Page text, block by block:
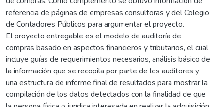
referencia de páginas de empresas consultoras y del Colegio
de Contadores Públicos para argumentar el proyecto.
El proyecto entregable es el modelo de auditoría de
compras basado en aspectos financieros y tributarios, el cual
incluye guías de requerimientos necesarios, análisis básico de
la información que se recopila por parte de los auditores y
una estructura de informe final de resultados para mostrar la
compilación de los datos detectados con la finalidad de que